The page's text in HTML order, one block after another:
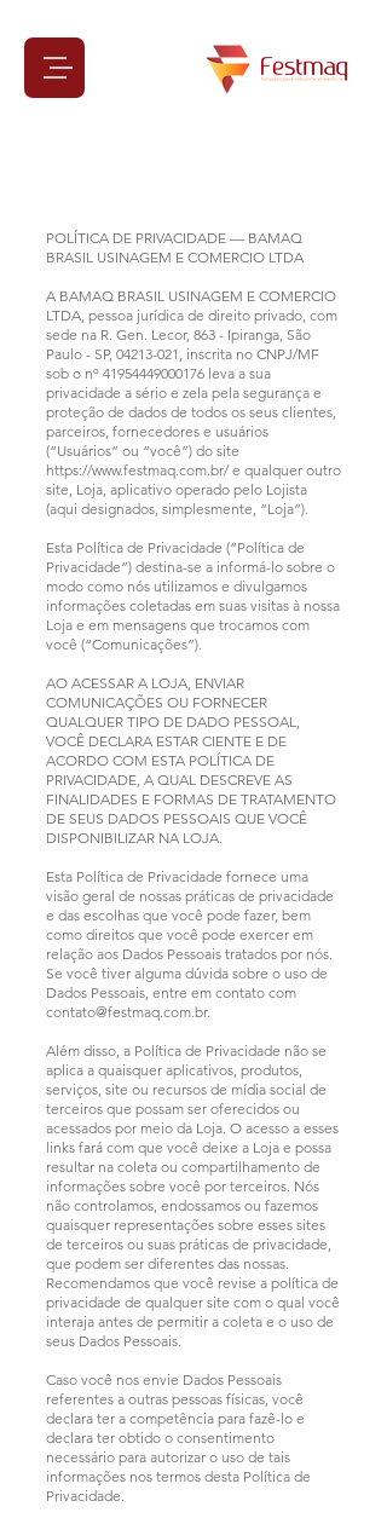
POLÍTICA DE PRIVACIDADE — BAMAQ
BRASIL USINAGEM E COMERCIO LTDA
A BAMAQ BRASIL USINAGEM E COMERCIO
LTDA, pessoa jurídica de direito privado, com
sede na R. Gen. Lecor, 863 - Ipiranga, São
Paulo - SP, 04213-021 , inscrita no CNPJ/MF
sob o nº 41954449000176 leva a sua
privacidade a sério e zela pela segurança e
proteção de dados de todos os seus clientes,
parceiros, fornecedores e usuários
(“Usuários” ou “você”) do site
https://www.festmaq.com.br/e qualquer outro
site, Loja, aplicativo operado pelo Lojista
(aqui designados, simplesmente, “Loja”).
Esta Política de Privacidade (“Política de
Privacidade”) destina-se a informá-lo sobre o
modo como nós utilizamos e divulgamos
informações coletadas em suas visitas à nossa
Loja e em mensagens que trocamos com
você (“Comunicações”).
AO ACESSAR A LOJA, ENVIAR
COMUNICAÇÕES OU FORNECER
QUALQUER TIPO DE DADO PESSOAL,
VOCÊ DECLARA ESTAR CIENTE E DE
ACORDO COM ESTA POLÍTICA DE
PRIVACIDADE, A QUAL DESCREVE AS
FINALIDADES E FORMAS DE TRATAMENTO
DE SEUS DADOS PESSOAIS QUE VOCÊ
DISPONIBILIZAR NA LOJA.
Esta Política de Privacidade fornece uma
visão geral de nossas práticas de privacidade
e das escolhas que você pode fazer, bem
como direitos que você pode exercer em
relação aos Dados Pessoais tratados por nós.
Se você tiver alguma dúvida sobre o uso de
Dados Pessoais, entre em contato com
contato@festmaq.com.br.
Além disso, a Política de Privacidade não se
aplica a quaisquer aplicativos, produtos,
serviços, site ou recursos de mídia social de
terceiros que possam ser oferecidos ou
acessados por meio da Loja. O acesso a esses
links fará com que você deixe a Loja e possa
resultar na coleta ou compartilhamento de
informações sobre você por terceiros. Nós
não controlamos, endossamos ou fazemos
quaisquer representações sobre esses sites
de terceiros ou suas práticas de privacidade,
que podem ser diferentes das nossas.
Recomendamos que você revise a política de
privacidade de qualquer site com o qual você
interaja antes de permitir a coleta e o uso de
seus Dados Pessoais.
Caso você nos envie Dados Pessoais
referentes a outras pessoas físicas, você
declara ter a competência para fazê-lo e
declara ter obtido o consentimento
necessário para autorizar o uso de tais
informações nos termos desta Política de
Privacidade.